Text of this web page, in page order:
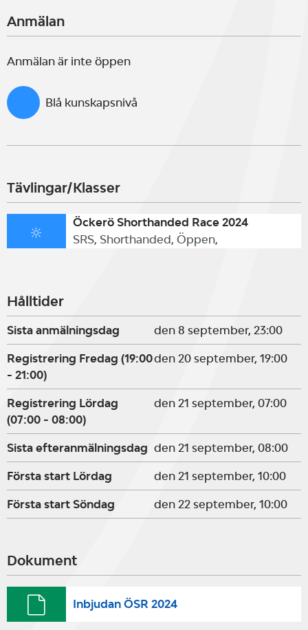
Anmälan
Anmälan är inte öppen
Blå kunskapsnivå
Tävlingar/Klasser
Öckerö Shorthanded Race 2024
SRS, Shorthanded, Öppen,
Hålltider
Sista anmälningsdag den 8 september, 23:00
Registrering Fredag (19:00
- 21:00)
den 20 september, 19:00
Registrering Lördag
(07:00 - 08:00)
den 21 september, 07:00
Sista efteranmälningsdag den 21 september, 08:00
Första start Lördag den 21 september, 10:00
Första start Söndag den 22 september, 10:00
Dokument
Inbjudan ÖSR 2024